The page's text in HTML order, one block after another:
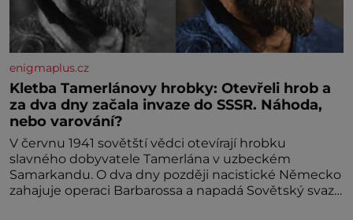
enigmaplus.cz
Kletba Tamerlánovy hrobky: Otevřeli hrob a
za dva dny začala invaze do SSSR. Náhoda,
nebo varování?
V červnu 1941 sovětští vědci otevírají hrobku
slavného dobyvatele Tamerlána v uzbeckém
Samarkandu. O dva dny později nacistické Německo
zahajuje operaci Barbarossa a napadá Sovětský svaz.